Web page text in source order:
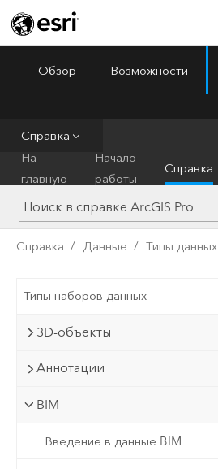
ArcGIS Pro
Обзор Возможности
Справка
На
главную
Начало
работы
Справка
Справка Данные Типы данных
Типы наборов данных
3D-объекты
Аннотации
BIM
Введение в данные BIM